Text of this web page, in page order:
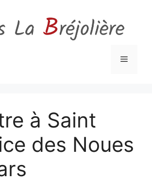
Menu
à Saint
des Noues